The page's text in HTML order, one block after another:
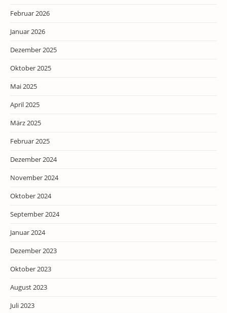
Februar 2026
Januar 2026
Dezember 2025
Oktober 2025
Mai 2025
April 2025
März 2025
Februar 2025
Dezember 2024
November 2024
Oktober 2024
September 2024
Januar 2024
Dezember 2023
Oktober 2023
August 2023
Juli 2023